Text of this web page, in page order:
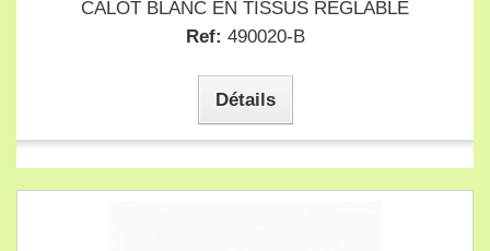
CALOT BLANC EN TISSUS REGLABLE
Ref: 490020-B
Détails